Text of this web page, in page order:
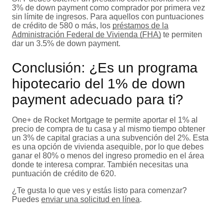
3% de down payment como comprador por primera vez
sin límite de ingresos. Para aquellos con puntuaciones
de crédito de 580 o más, los préstamos de la
Administración Federal de Vivienda (FHA) te permiten
dar un 3.5% de down payment.
Conclusión: ¿Es un programa
hipotecario del 1% de down
payment adecuado para ti?
One+ de Rocket Mortgage te permite aportar el 1% al
precio de compra de tu casa y al mismo tiempo obtener
un 3% de capital gracias a una subvención del 2%. Esta
es una opción de vivienda asequible, por lo que debes
ganar el 80% o menos del ingreso promedio en el área
donde te interesa comprar. También necesitas una
puntuación de crédito de 620.
¿Te gusta lo que ves y estás listo para comenzar?
Puedes enviar una solicitud en línea.